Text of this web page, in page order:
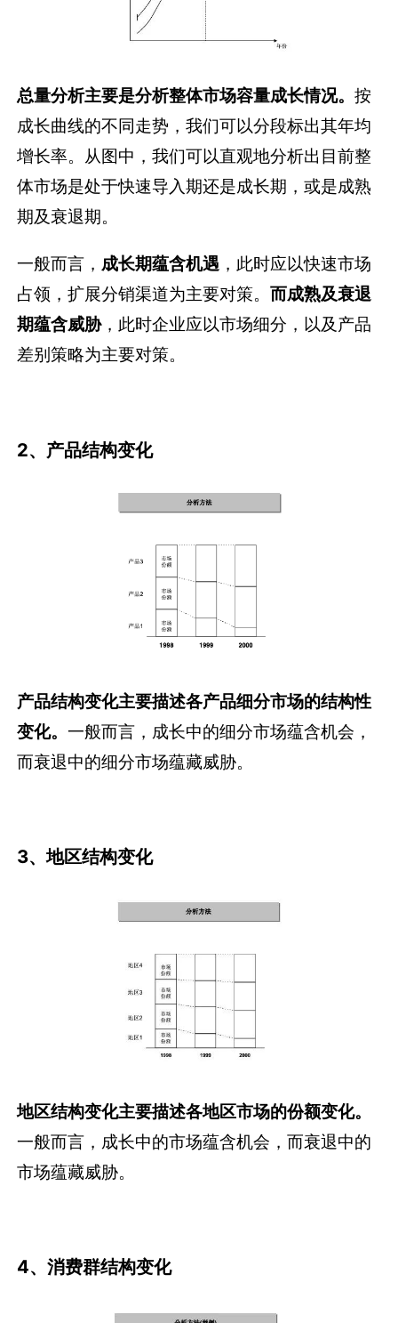
总量分析主要是分析整体市场容量成长情况。按
成长曲线的不同走势，我们可以分段标出其年均
增长率。从图中，我们可以直观地分析出目前整
体市场是处于快速导入期还是成长期，或是成熟
期及衰退期。
一般而言， 成长期蕴含机遇 ，此时应以快速市场
占领，扩展分销渠道为主要对策。而成熟及衰退
期蕴含威胁，此时企业应以市场细分，以及产品
差别策略为主要对策。
2、产品结构变化
产品结构变化主要描述各产品细分市场的结构性
变化。一般而言，成长中的细分市场蕴含机会，
而衰退中的细分市场蕴藏威胁。
3、地区结构变化
地区结构变化主要描述各地区市场的份额变化。
一般而言，成长中的市场蕴含机会，而衰退中的
市场蕴藏威胁。
4、消费群结构变化